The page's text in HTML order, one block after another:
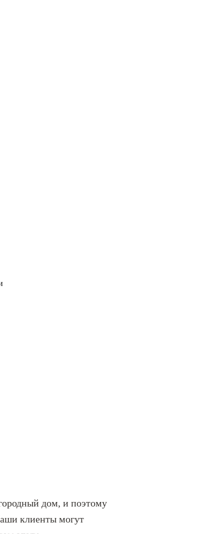
дом, и поэтому
клиенты могут